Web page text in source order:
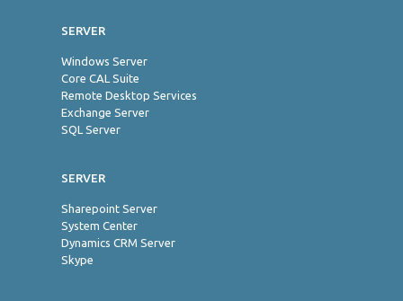
SERVER
Windows Server
Core CAL Suite
Remote Desktop Services
Exchange Server
SQL Server
SERVER
Sharepoint Server
System Center
Dynamics CRM Server
Skype